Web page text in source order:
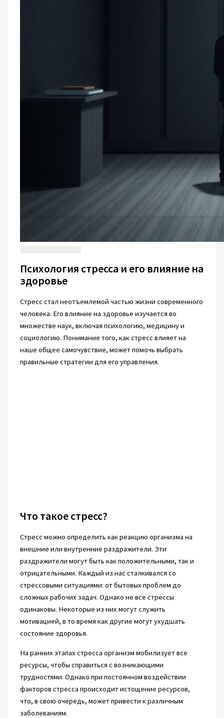
Психология стресса и его влияние на
здоровье
Стресс стал неотъемлемой частью жизни современного
человека. Его влияние на здоровье изучается во
множестве наук, включая психологию, медицину и
социологию. Понимание того, как стресс влияет на
наше общее самочувствие, может помочь выбрать
правильные стратегии для его управления.
Что такое стресс?
Стресс можно определить как реакцию организма на
внешние или внутренние раздражители. Эти
раздражители могут быть как положительными, так и
отрицательными. Каждый из нас сталкивался со
стрессовыми ситуациями: от бытовых проблем до
сложных рабочих задач. Однако не все стрессы
одинаковы. Некоторые из них могут служить
мотивацией, в то время как другие могут ухудшать
состояние здоровья.
На ранних этапах стресса организм мобилизует все
ресурсы, чтобы справиться с возникающими
трудностями. Однако при постоянном воздействии
факторов стресса происходит истощение ресурсов,
что, в свою очередь, может привести к различным
заболеваниям.